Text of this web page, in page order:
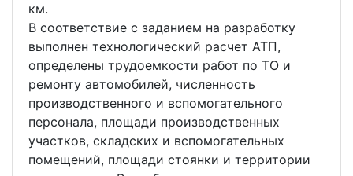
км.
В соответствие с заданием на разработку
выполнен технологический расчет АТП,
определены трудоемкости работ по ТО и
ремонту автомобилей, численность
производственного и вспомогательного
персонала, площади производственных
участков, складских и вспомогательных
помещений, площади стоянки и территории